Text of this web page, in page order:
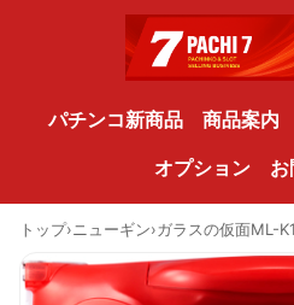
パチンコ新商品 商品案内
オプション
トップ›ニューギン›ガラスの仮面ML-